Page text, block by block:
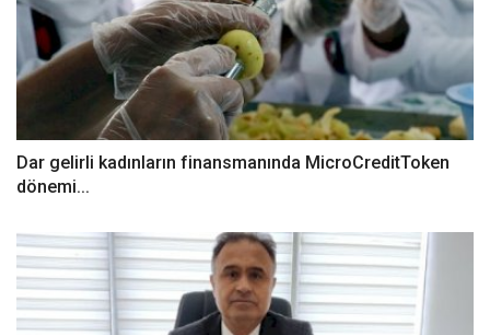
Dar gelirli kadınların finansmanında MicroCreditToken
dönemi...